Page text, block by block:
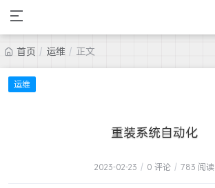
首页 / 运维 / 正文
运维
重装系统自动化
2023-02-23 / 0 评论 / 783 阅读